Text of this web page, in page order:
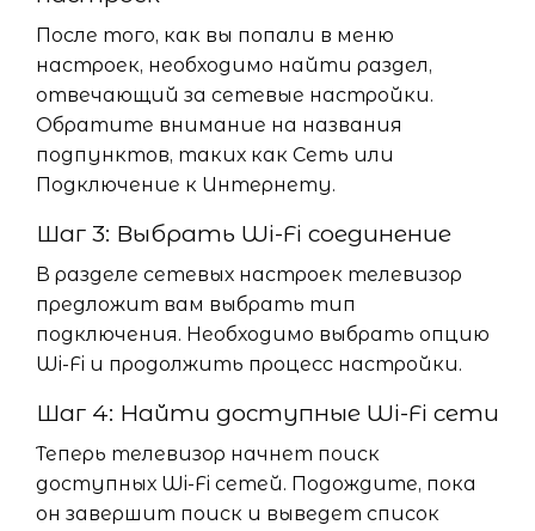
После того, как вы попали в меню
настроек, необходимо найти раздел,
отвечающий за сетевые настройки.
Обратите внимание на названия
подпунктов, таких как Сеть или
Подключение к Интернету.
Шаг 3: Выбрать Wi-Fi соединение
В разделе сетевых настроек телевизор
предложит вам выбрать тип
подключения. Необходимо выбрать опцию
Wi-Fi и продолжить процесс настройки.
Шаг 4: Найти доступные Wi-Fi сети
Теперь телевизор начнет поиск
доступных Wi-Fi сетей. Подождите, пока
он завершит поиск и выведет список